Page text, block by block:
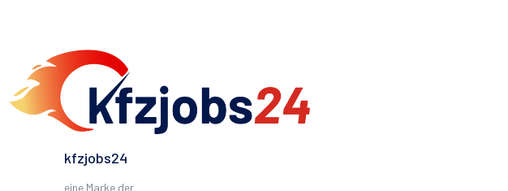
kfzjobs24
eine Marke der